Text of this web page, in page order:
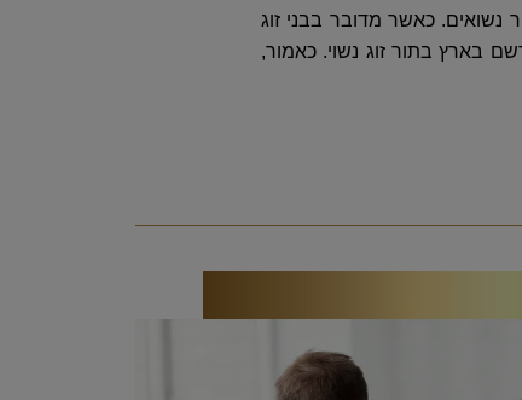
נשואים. כאשר מדובר בבני זוג
בארץ בתור זוג נשוי. כאמור,